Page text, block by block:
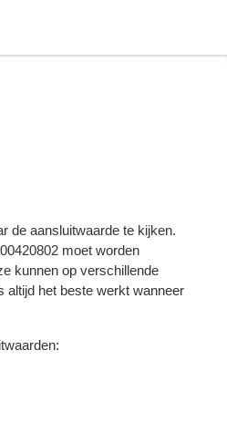
de aansluitwaarde te kijken.
moet worden
kunnen op verschillende
altijd het beste werkt wanneer